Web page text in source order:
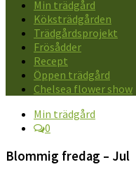
Min trädgård
Köksträdgården
Trädgårdsprojekt
Frösådder
Recept
Öppen trädgård
Chelsea flower show
Min trädgård
0
Blommig fredag – Jul